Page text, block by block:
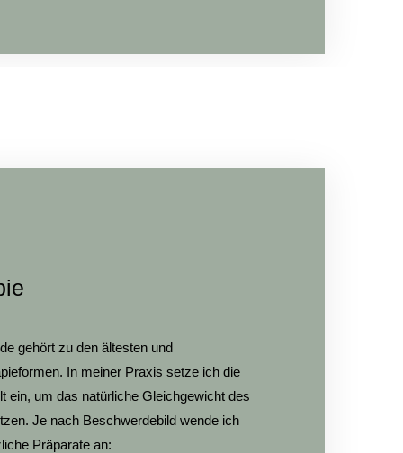
gehört zu den ältesten und
In meiner Praxis setze ich die
ein, um das natürliche Gleichgewicht des
Je nach Beschwerdebild wende ich
Präparate an: